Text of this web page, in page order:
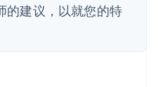
的建议，以就您的特